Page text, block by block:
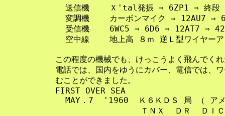
送信機    Ｘ'tal発振 ⇒ 6ZP1 ⇒ 終段
変調機    カーボンマイク ⇒ 12AU7 ⇒
受信機    6WC5 ⇒ 6D6 ⇒ 12AT7 ⇒ 42
空中線    地上高 ８ｍ 逆Ｌ型ワイヤーア
この程度の機械でも、けっこうよく飛んでく
電話では、国内をゆうにカバー、電信では、
    むことができました。
    FIRST OVER SEA
MAY．7  '1960  Ｋ６ＫＤＳ 局 （ ア
ＴＮＸ  ＤＲ  ＤＩＣ